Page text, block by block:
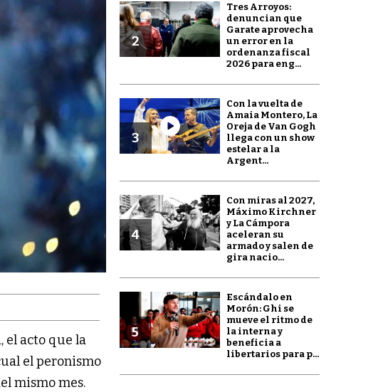
el acto que la
el peronismo
mismo mes.
2
Tres Arroyos:
denuncian que
Garate aprovecha
un error en la
ordenanza fiscal
2026 para eng...
3
Con la vuelta de
Amaia Montero, La
Oreja de Van Gogh
llega con un show
estelar a la
Argent...
4
Con miras al 2027,
Máximo Kirchner
y La Cámpora
aceleran su
armado y salen de
gira nacio...
5
Escándalo en
Morón: Ghi se
mueve el ritmo de
la interna y
beneficia a
libertarios para p...